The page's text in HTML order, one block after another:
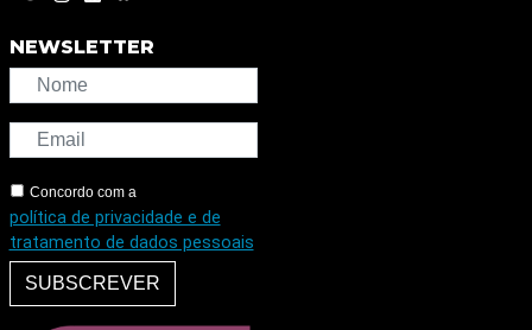
NEWSLETTER
Concordo com a
política de privacidade e de
tratamento de dados pessoais
SUBSCREVER